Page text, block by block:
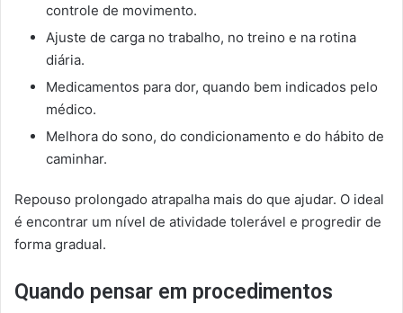
controle de movimento.
Ajuste de carga no trabalho, no treino e na rotina
diária.
Medicamentos para dor, quando bem indicados pelo
médico.
Melhora do sono, do condicionamento e do hábito de
caminhar.
Repouso prolongado atrapalha mais do que ajudar. O ideal
é encontrar um nível de atividade tolerável e progredir de
forma gradual.
Quando pensar em procedimentos